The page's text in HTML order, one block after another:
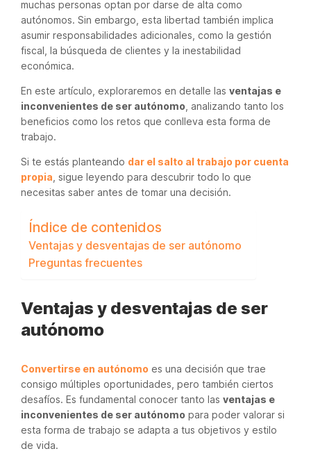
muchas personas optan por darse de alta como
autónomos. Sin embargo, esta libertad también implica
asumir responsabilidades adicionales, como la gestión
fiscal, la búsqueda de clientes y la inestabilidad
económica.
En este artículo, exploraremos en detalle las ventajas e
inconvenientes de ser autónomo , analizando tanto los
beneficios como los retos que conlleva esta forma de
trabajo.
Si te estás planteando dar el salto al trabajo por cuenta
propia , sigue leyendo para descubrir todo lo que
necesitas saber antes de tomar una decisión.
Índice de contenidos
Ventajas y desventajas de ser autónomo
Preguntas frecuentes
Ventajas y desventajas de ser
autónomo
Convertirse en autónomo es una decisión que trae
consigo múltiples oportunidades, pero también ciertos
desafíos. Es fundamental conocer tanto las ventajas e
inconvenientes de ser autónomo para poder valorar si
esta forma de trabajo se adapta a tus objetivos y estilo
de vida.